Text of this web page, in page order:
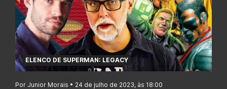
ELENCO DE SUPERMAN: LEGACY
Por Junior Morais • 24 de julho de 2023, às 18:00